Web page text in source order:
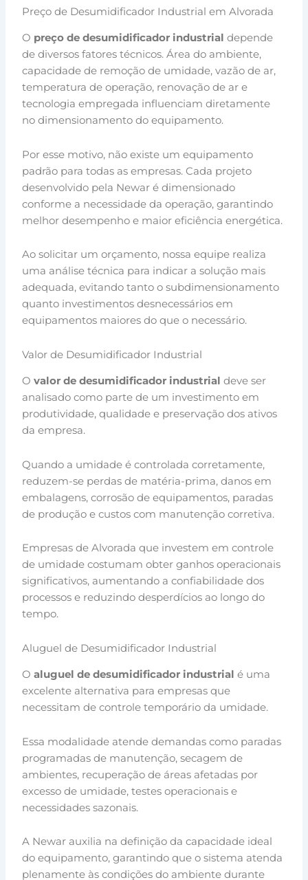
Preço de Desumidificador Industrial em Alvorada
O preço de desumidificador industrial depende
de diversos fatores técnicos. Área do ambiente,
capacidade de remoção de umidade, vazão de ar,
temperatura de operação, renovação de ar e
tecnologia empregada influenciam diretamente
no dimensionamento do equipamento.
Por esse motivo, não existe um equipamento
padrão para todas as empresas. Cada projeto
desenvolvido pela Newar é dimensionado
conforme a necessidade da operação, garantindo
melhor desempenho e maior eficiência energética.
Ao solicitar um orçamento, nossa equipe realiza
uma análise técnica para indicar a solução mais
adequada, evitando tanto o subdimensionamento
quanto investimentos desnecessários em
equipamentos maiores do que o necessário.
Valor de Desumidificador Industrial
Ovalor de desumidificador industrial deve ser
analisado como parte de um investimento em
produtividade, qualidade e preservação dos ativos
da empresa.
Quando a umidade é controlada corretamente,
reduzem-se perdas de matéria-prima, danos em
embalagens, corrosão de equipamentos, paradas
de produção e custos com manutenção corretiva.
Empresas de Alvorada que investem em controle
de umidade costumam obter ganhos operacionais
significativos, aumentando a confiabilidade dos
processos e reduzindo desperdícios ao longo do
tempo.
Aluguel de Desumidificador Industrial
Oaluguel de desumidificador industrial é uma
excelente alternativa para empresas que
necessitam de controle temporário da umidade.
Essa modalidade atende demandas como paradas
programadas de manutenção, secagem de
ambientes, recuperação de áreas afetadas por
excesso de umidade, testes operacionais e
necessidades sazonais.
A Newar auxilia na definição da capacidade ideal
do equipamento, garantindo que o sistema atenda
plenamente às condições do ambiente durante